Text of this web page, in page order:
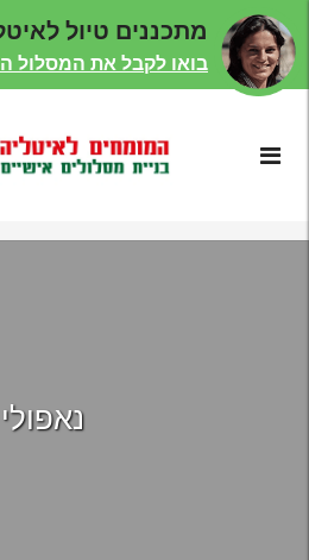
נאפולי
מתכננים טיול
בואו לקבל את המסלול